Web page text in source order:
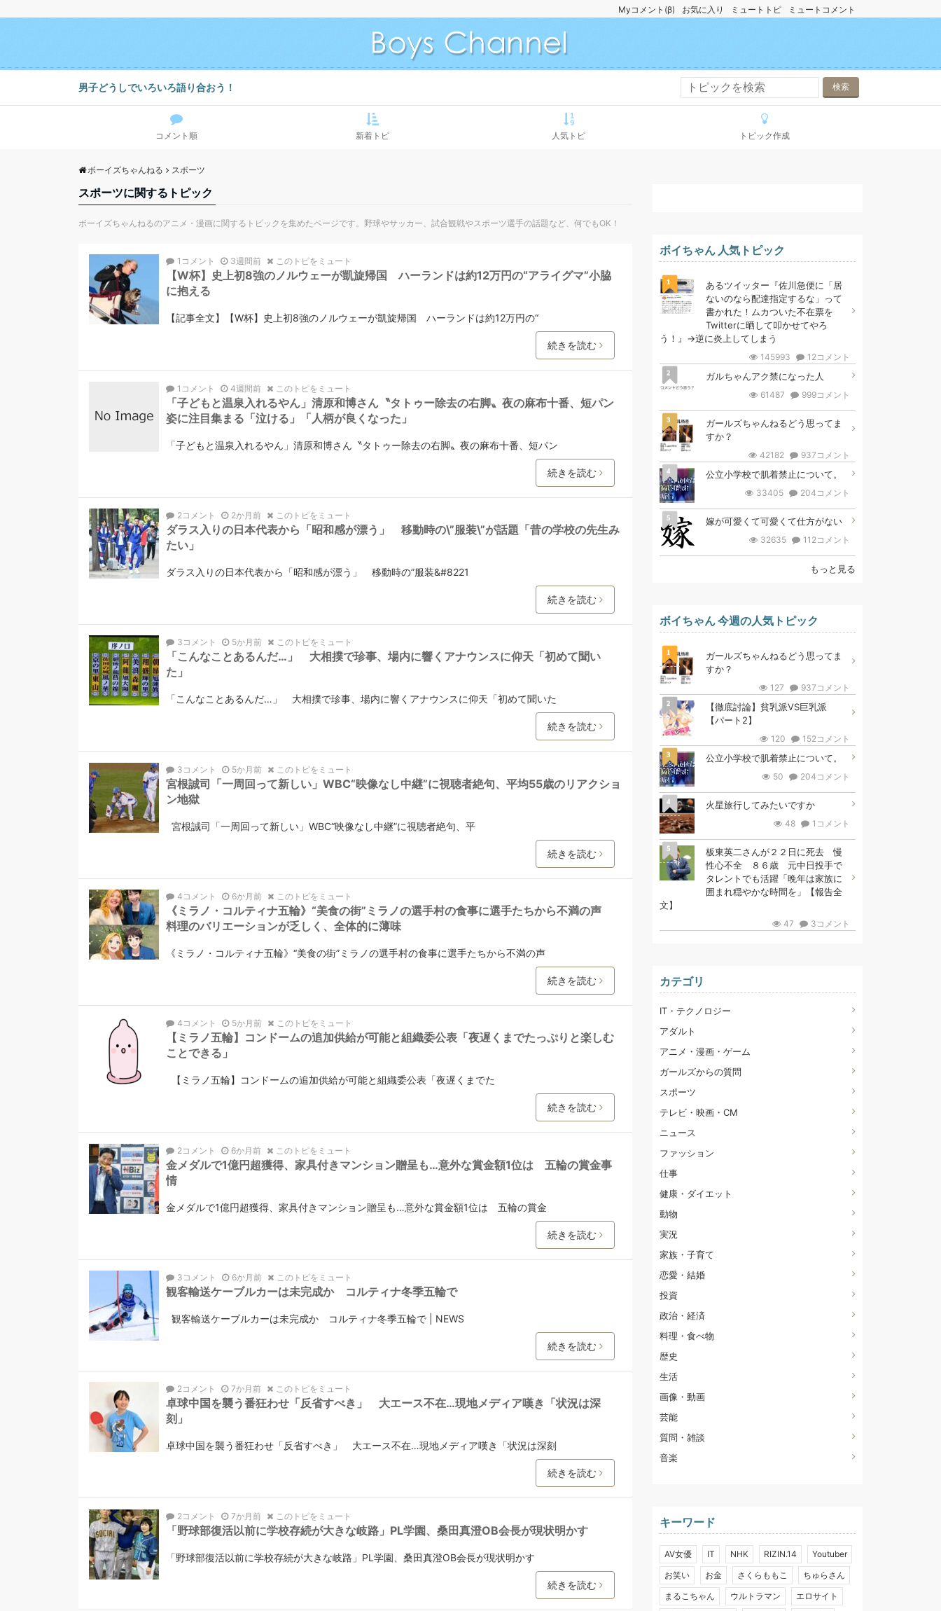
ミュートコメント
ミュートトピ
お気に入り
Myコメント(β)
男子どうしでいろいろ語り合おう！
コメント順 新着トピ 人気トピ トピック作成
ボーイズちゃんねる スポーツ
スポーツに関するトピック
ボーイズちゃんねるのアニメ・漫画に関するトピックを集めたページです。野球やサッカー、試合観戦やスポーツ選手の話題など、何でもOK！
1コメント 3週間前 このトピをミュート
【W杯】史上初8強のノルウェーが凱旋帰国 ハーランドは約12万円の“アライグマ”小脇
に抱える
【記事全文】【W杯】史上初8強のノルウェーが凱旋帰国 ハーランドは約12万円の“
続きを読む
1コメント 4週間前 このトピをミュート
「子どもと温泉入れるやん」清原和博さん〝タトゥー除去の右脚〟夜の麻布十番、短パン
姿に注目集まる「泣ける」「人柄が良くなった」
「子どもと温泉入れるやん」清原和博さん〝タトゥー除去の右脚〟夜の麻布十番、短パン
続きを読む
2コメント 2か月前 このトピをミュート
ダラス入りの日本代表から「昭和感が漂う」 移動時の\”服装\”が話題「昔の学校の先生み
たい」
ダラス入りの日本代表から「昭和感が漂う」 移動時の”服装&#8221
続きを読む
3コメント 5か月前 このトピをミュート
「こんなことあるんだ…」 大相撲で珍事、場内に響くアナウンスに仰天「初めて聞い
た」
「こんなことあるんだ…」 大相撲で珍事、場内に響くアナウンスに仰天「初めて聞いた
続きを読む
3コメント 5か月前 このトピをミュート
宮根誠司「一周回って新しい」WBC“映像なし中継”に視聴者絶句、平均55歳のリアクショ
ン地獄
宮根誠司「一周回って新しい」WBC“映像なし中継”に視聴者絶句、平
続きを読む
4コメント 6か月前 このトピをミュート
《ミラノ・コルティナ五輪》“美食の街”ミラノの選手村の食事に選手たちから不満の声
料理のバリエーションが乏しく、全体的に薄味
《ミラノ・コルティナ五輪》“美食の街”ミラノの選手村の食事に選手たちから不満の声
続きを読む
4コメント 5か月前 このトピをミュート
【ミラノ五輪】コンドームの追加供給が可能と組織委公表「夜遅くまでたっぷりと楽しむ
ことできる」
【ミラノ五輪】コンドームの追加供給が可能と組織委公表「夜遅くまでた
続きを読む
2コメント 6か月前 このトピをミュート
金メダルで1億円超獲得、家具付きマンション贈呈も…意外な賞金額1位は 五輪の賞金事
情
金メダルで1億円超獲得、家具付きマンション贈呈も…意外な賞金額1位は 五輪の賞金
続きを読む
3コメント 6か月前 このトピをミュート
観客輸送ケーブルカーは未完成か コルティナ冬季五輪で
観客輸送ケーブルカーは未完成か コルティナ冬季五輪で | NEWS
続きを読む
2コメント 7か月前 このトピをミュート
卓球中国を襲う番狂わせ「反省すべき」 大エース不在…現地メディア嘆き「状況は深
刻」
卓球中国を襲う番狂わせ「反省すべき」 大エース不在…現地メディア嘆き「状況は深刻
続きを読む
2コメント 7か月前 このトピをミュート
「野球部復活以前に学校存続が大きな岐路」PL学園、桑田真澄OB会長が現状明かす
「野球部復活以前に学校存続が大きな岐路」PL学園、桑田真澄OB会長が現状明かす
続きを読む
ボイちゃん 人気トピック
1
あるツイッター『佐川急便に「居
ないのなら配達指定するな」って
書かれた！ムカついた不在票を
Twitterに晒して叩かせてやろ
う！』→逆に炎上してしまう
145993 12コメント
2 ガルちゃんアク禁になった人
61487 999コメント
3
ガールズちゃんねるどう思ってま
すか？
42182 937コメント
4 公立小学校で肌着禁止について。
33405 204コメント
5 嫁が可愛くて可愛くて仕方がない
32635 112コメント
もっと見る
ボイちゃん 今週の人気トピック
1
ガールズちゃんねるどう思ってま
すか？
127 937コメント
2
【徹底討論】貧乳派VS巨乳派
【パート2】
120 152コメント
3 公立小学校で肌着禁止について。
50 204コメント
4 火星旅行してみたいですか
48 1コメント
5
板東英二さんが２２日に死去 慢
性心不全 ８６歳 元中日投手で
タレントでも活躍「晩年は家族に
囲まれ穏やかな時間を」【報告全
文】
47 3コメント
カテゴリ
IT・テクノロジー
アダルト
アニメ・漫画・ゲーム
ガールズからの質問
スポーツ
テレビ・映画・CM
ニュース
ファッション
仕事
健康・ダイエット
動物
実況
家族・子育て
恋愛・結婚
投資
政治・経済
料理・食べ物
歴史
生活
画像・動画
芸能
質問・雑談
音楽
キーワード
AV女優 IT NHK RIZIN.14
Youtuber
お笑い
お金 さくらももこ
ちゅらさん
まるこちゃん
ウルトラマン
エロサイト